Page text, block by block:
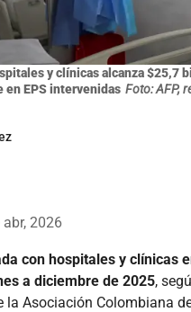
y clínicas alcanza $25,7
en EPS intervenidas Foto: AFP,
2026
con hospitales y clínicas
a diciembre de 2025,
la Asociación Colombiana